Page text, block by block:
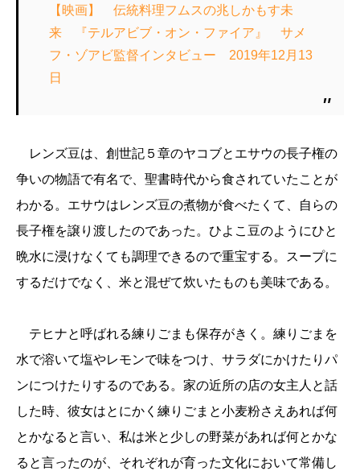
【映画】 伝統料理フムスの兆しかもす未
来 『テルアビブ・オン・ファイア』 サメ
フ・ゾアビ監督インタビュー 2019年12月13
日
レンズ豆は、創世記５章のヤコブとエサウの長子権の
争いの物語で有名で、聖書時代から食されていたことが
わかる。エサウはレンズ豆の煮物が食べたくて、自らの
長子権を譲り渡したのであった。ひよこ豆のようにひと
晩水に浸けなくても調理できるので重宝する。スープに
するだけでなく、米と混ぜて炊いたものも美味である。
テヒナと呼ばれる練りごまも保存がきく。練りごまを
水で溶いて塩やレモンで味をつけ、サラダにかけたりパ
ンにつけたりするのである。家の近所の店の女主人と話
した時、彼女はとにかく練りごまと小麦粉さえあれば何
とかなると言い、私は米と少しの野菜があれば何とかな
ると言ったのが、それぞれが育った文化において常備し